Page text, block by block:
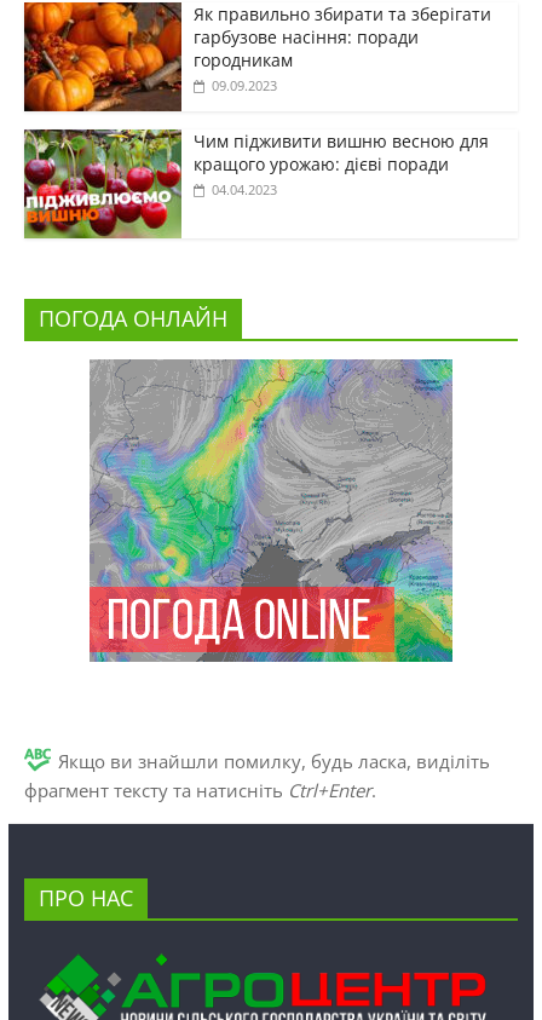
Як правильно збирати та зберігати
гарбузове насіння: поради
городникам
09.09.2023
Чим підживити вишню весною для
кращого урожаю: дієві поради
04.04.2023
ПОГОДА ОНЛАЙН
Якщо ви знайшли помилку, будь ласка, виділіть
фрагмент тексту та натисніть Ctrl+Enter.
ПРО НАС